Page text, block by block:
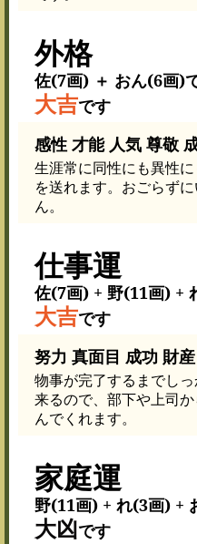
外格
佐(7画) ＋ おん(6画)
大吉です
感性 才能 人気 尊敬
生涯常に同性にも異性
を送れます。おごらず
ん。
仕事運
佐(7画) + 野(11画) +
大吉です
努力 真面目 成功 財
物事が完了するまでし
来るので、部下や上司
んでくれます。
家庭運
野(11画) + れ(3画) +
大凶です